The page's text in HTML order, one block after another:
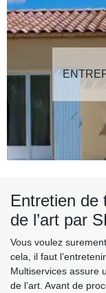
Entretien de
de l’art par
Vous voulez
cela, il faut
Multiservices assure
de l’art. Avant de